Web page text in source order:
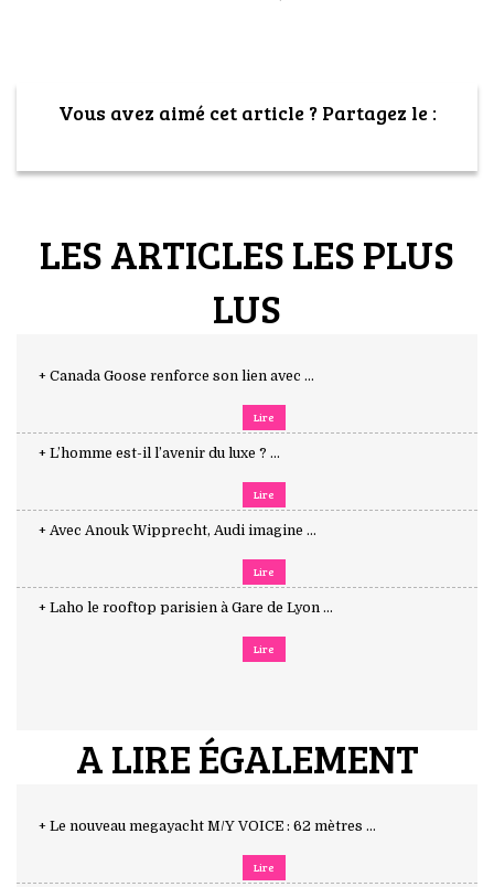
Vous avez aimé cet article ? Partagez le :
LES ARTICLES LES PLUS
LUS
+ Canada Goose renforce son lien avec ...
Lire
+ L’homme est-il l’avenir du luxe ? ...
Lire
+ Avec Anouk Wipprecht, Audi imagine ...
Lire
+ Laho le rooftop parisien à Gare de Lyon ...
Lire
A LIRE ÉGALEMENT
+ Le nouveau megayacht M/Y VOICE : 62 mètres ...
Lire